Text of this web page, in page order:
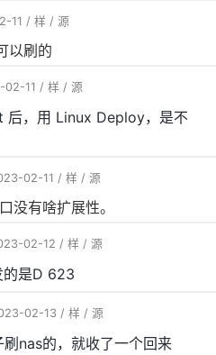
11 / 样 / 源
以刷的
02-11 / 样 / 源
后，用 Linux Deploy，是不
02-11 / 样 / 源
没有啥扩展性。
02-12 / 样 / 源
的是D 623
02-13 / 样 / 源
nas的，就收了一个回来